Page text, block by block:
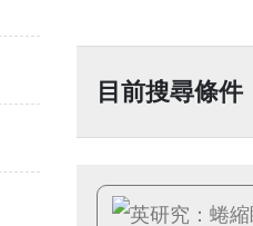
目前搜尋條